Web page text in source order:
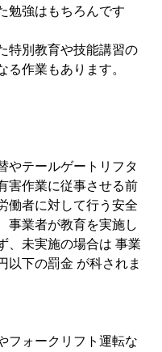
勉強はもちろんです
特別教育や技能講習の
る作業もあります。
やテールゲートリフタ
害作業に従事させる前
働者に対して行う安全
事業者が教育を実施し
、未実施の場合は 事業
以下の罰金 が科されま
フォークリフト運転な